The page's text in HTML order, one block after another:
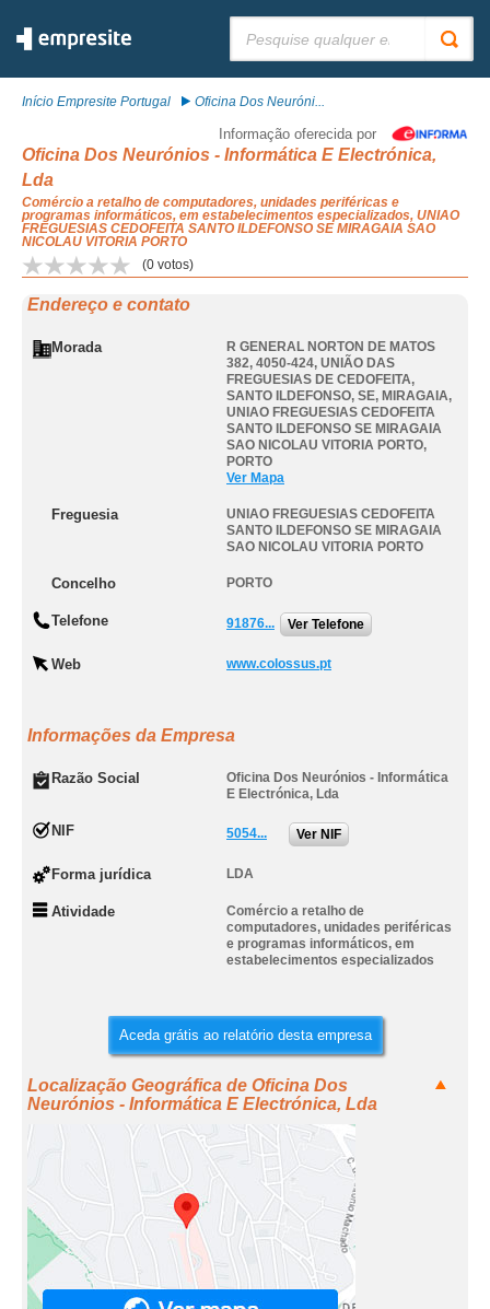
Início Empresite Portugal Oficina Dos Neuróni...
Informação oferecida por
Oficina Dos Neurónios - Informática E Electrónica,
Lda
Comércio a retalho de computadores, unidades periféricas e
programas informáticos, em estabelecimentos especializados, UNIAO
FREGUESIAS CEDOFEITA SANTO ILDEFONSO SE MIRAGAIA SAO
NICOLAU VITORIA PORTO
(0 votos)
Endereço e contato
Morada
R GENERAL NORTON DE MATOS
382, 4050-424, UNIÃO DAS
FREGUESIAS DE CEDOFEITA,
SANTO ILDEFONSO, SE, MIRAGAIA,
UNIAO FREGUESIAS CEDOFEITA
SANTO ILDEFONSO SE MIRAGAIA
SAO NICOLAU VITORIA PORTO,
PORTO
Ver Mapa
Freguesia
UNIAO FREGUESIAS CEDOFEITA
SANTO ILDEFONSO SE MIRAGAIA
SAO NICOLAU VITORIA PORTO
Concelho PORTO
Telefone 91876... Ver Telefone
Web www.colossus.pt
Informações da Empresa
Razão Social
Oficina Dos Neurónios - Informática
E Electrónica, Lda
NIF 5054... Ver NIF
Forma jurídica LDA
Atividade
Comércio a retalho de
computadores, unidades periféricas
e programas informáticos, em
estabelecimentos especializados
Aceda grátis ao relatório desta empresa
Localização Geográfica de Oficina Dos
Neurónios - Informática E Electrónica, Lda